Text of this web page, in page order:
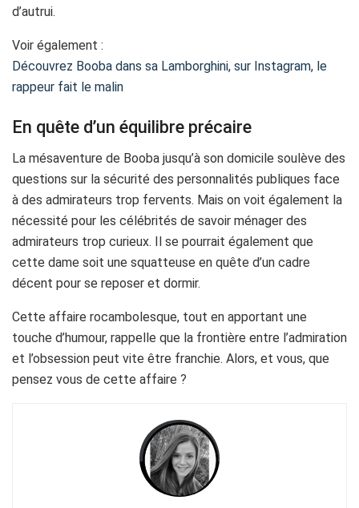
d’autrui.
Voir également :
Découvrez Booba dans sa Lamborghini, sur Instagram, le
rappeur fait le malin
En quête d’un équilibre précaire
La mésaventure de Booba jusqu’à son domicile soulève des
questions sur la sécurité des personnalités publiques face
à des admirateurs trop fervents. Mais on voit également la
nécessité pour les célébrités de savoir ménager des
admirateurs trop curieux. Il se pourrait également que
cette dame soit une squatteuse en quête d’un cadre
décent pour se reposer et dormir.
Cette affaire rocambolesque, tout en apportant une
touche d’humour, rappelle que la frontière entre l’admiration
et l’obsession peut vite être franchie. Alors, et vous, que
pensez vous de cette affaire ?